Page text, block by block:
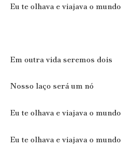
Eu te olhava e viajava o mundo
Em outra vida seremos dois
Nosso laço será um nó
Eu te olhava e viajava o mundo
Eu te olhava e viajava o mundo